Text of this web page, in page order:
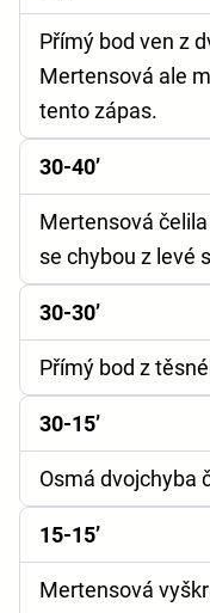
Přímý bod ven z
Mertensová ale
tento zápas.
30-40’
Mertensová
se chybou z levé
30-30’
Přímý bod z
30-15’
Osmá dvojchyba
15-15’
Mertensová